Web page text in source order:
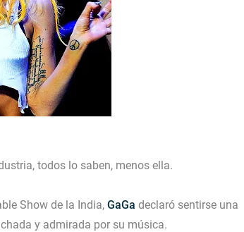
todos lo saben, menos ella.
Show de la India, GaGa declaró sentirse una
y admirada por su música.